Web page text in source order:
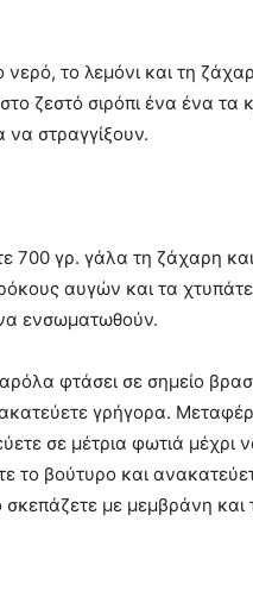
το λεμόνι και τη
ζεστό σιρόπι ένα ένα
στραγγίξουν.
700 γρ. γάλα τη ζάχαρη
αυγών και τα
ενσωματωθούν.
φτάσει σε σημείο
γρήγορα.
σε μέτρια φωτιά μέχρι
το βούτυρο και
με μεμβράνη και